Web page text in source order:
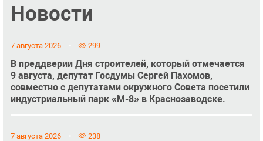
Новости
7 августа 2026 299
В преддверии Дня строителей, который отмечается
9 августа, депутат Госдумы Сергей Пахомов,
совместно с депутатами окружного Совета посетили
индустриальный парк «М-8» в Краснозаводске.
7 августа 2026 238